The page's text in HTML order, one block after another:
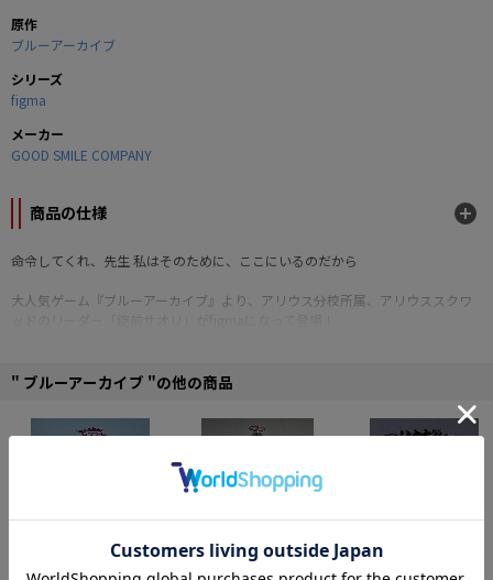
原作
ブルーアーカイブ
シリーズ
figma
メーカー
GOOD SMILE COMPANY
商品の仕様
命令してくれ、先生 私はそのために、ここにいるのだから
大人気ゲーム『ブルーアーカイブ』より、アリウス分校所属、アリウススクワ
・オプションパーツ：「アリウス製アサルトライフル」「ピストル」「マス
■プラスチック製塗装済み可動フィギュア
■原型制作：田上慶太
© 2027 NEXON Games Co., Ltd. All Rights Reserved.
" ブルーアーカイブ "の他の商品